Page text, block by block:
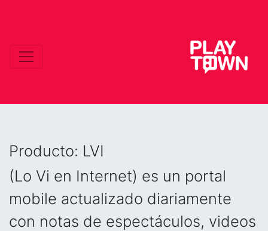
Producto: LVI
(Lo Vi en Internet) es un portal
mobile actualizado diariamente
con notas de espectáculos, videos